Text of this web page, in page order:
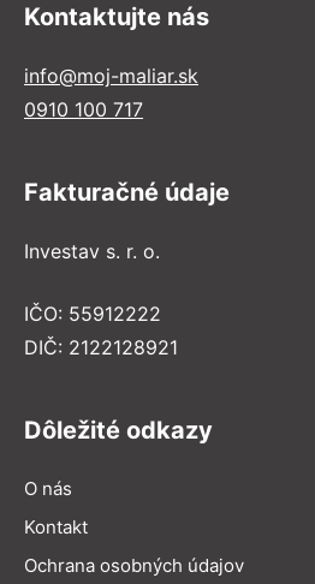
Kontaktujte nás
info@moj-maliar.sk
0910 100 717
Fakturačné údaje
Investav s. r. o.
IČO: 55912222
DIČ: 2122128921
Dôležité odkazy
O nás
Kontakt
Ochrana osobných údajov